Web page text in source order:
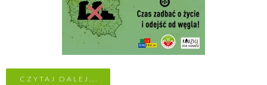
CZYTAJ DALEJ...